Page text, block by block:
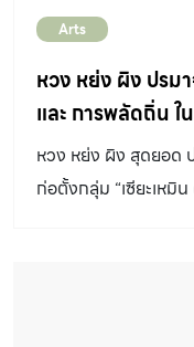
Arts
หวง หย่ง ผิง ปรม
และ การพลัดถิ่น ใ
2018
หวง หย่ง ผิง สุดยอด
ก่อตั้งกลุ่ม “เซียะเห